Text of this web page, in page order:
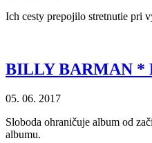
Ich cesty prepojilo stretnutie pri
BILLY BARMAN *
05. 06. 2017
Sloboda ohraničuje album od
albumu.